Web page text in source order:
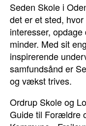
Seden Skole i
det er et sted,
interesser,
minder. Med sit
inspirerende
samfundsånd er
og vækst trives.
Ordrup Skole og
Guide til Forældre